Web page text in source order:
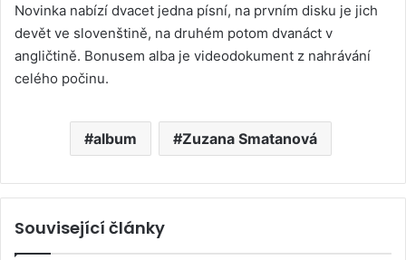
Novinka nabízí dvacet jedna písní, na prvním disku je jich
devět ve slovenštině, na druhém potom dvanáct v
angličtině. Bonusem alba je videodokument z nahrávání
celého počinu.
album Zuzana Smatanová
Související články